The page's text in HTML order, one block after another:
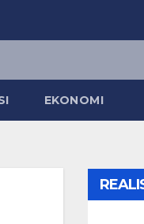
EKONOMI